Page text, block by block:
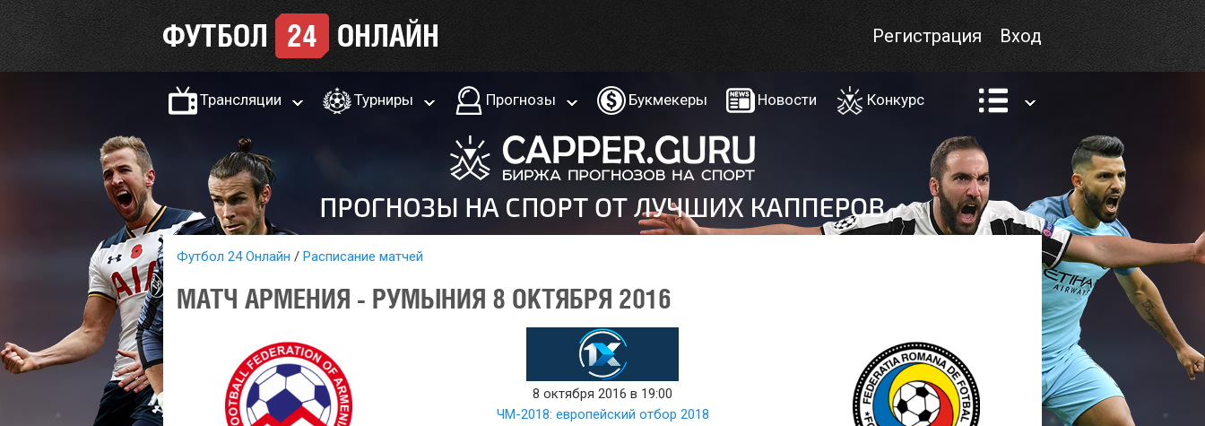
Вход
Регистрация
Трансляции Турниры Прогнозы Букмекеры Новости Конкурс
Футбол 24 Онлайн Расписание матчей
МАТЧ АРМЕНИЯ - РУМЫНИЯ 8 ОКТЯБРЯ 2016
8 октября 2016 в 19:00
ЧМ-2018: европейский отбор 2018